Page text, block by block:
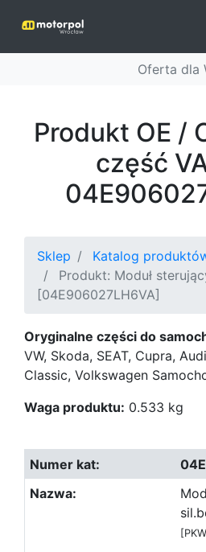
Oferta dla
Produkt OE /
część
Sklep
Katalog
Produkt: Moduł
[04E906027LH6VA]
Oryginalne części do
VW, Skoda, SEAT, Cupra,
Classic, Volkswagen
Waga produktu: 0.533 kg